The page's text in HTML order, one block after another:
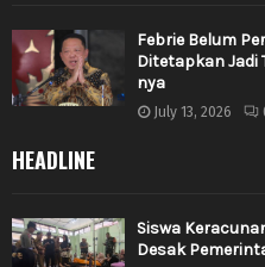
Febrie Belum
Ditetapkan Jadi
nya
July 13, 2026
HEADLINE
Siswa
Desak